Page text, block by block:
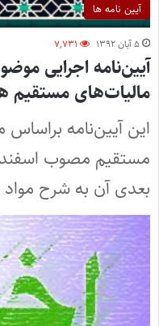
آیین نامه ها
۵ آبان ۱۳۹۲ ۷,۷۳۱
مالیات‌های مستقیم
بعدی آن به شرح